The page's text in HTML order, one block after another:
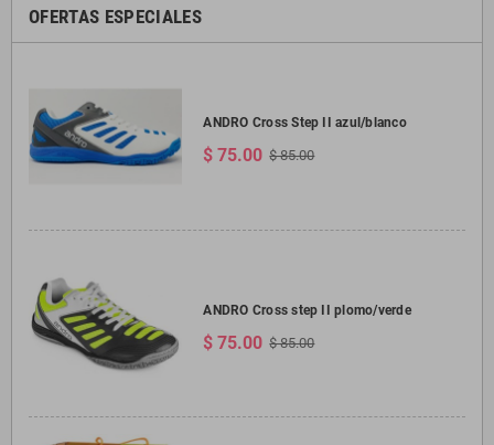
OFERTAS ESPECIALES
ANDRO Cross Step II azul/blanco
$ 75.00 $ 85.00
ANDRO Cross step II plomo/verde
$ 75.00 $ 85.00